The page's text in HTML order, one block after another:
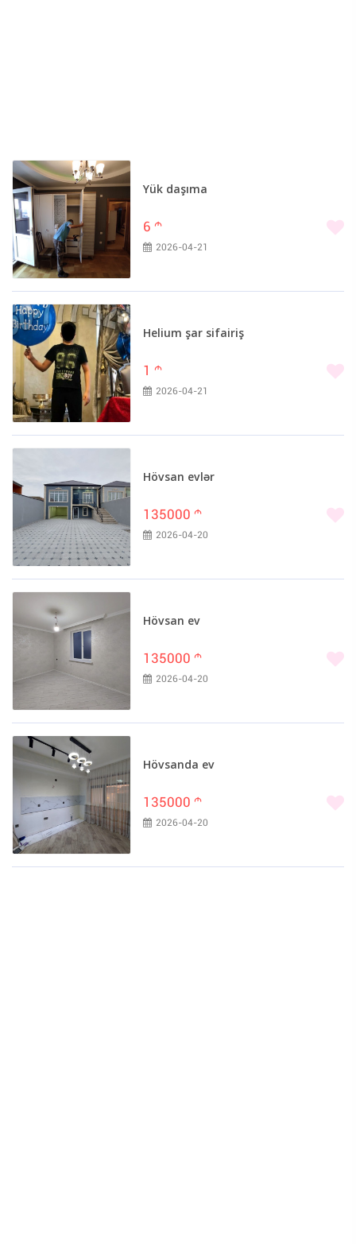
Yük daşıma
6 m
2026-04-21
Helium şar sifairiş
1 m
2026-04-21
Hövsan evlər
135000 m
2026-04-20
Hövsan ev
135000 m
2026-04-20
Hövsanda ev
135000 m
2026-04-20